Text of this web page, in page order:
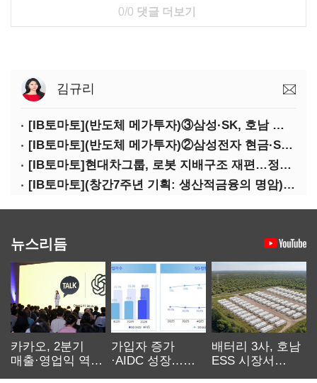
0/0 댓글 더보기
김규리
[IB토마토](반도체 메가투자)③삼성·SK, 호남 동시 출격…인력·협력사 쟁탈전
[IB토마토](반도체 메가투자)②삼성전자 현금·SDI 차입…엇갈린 2655조 투자체력
[IB토마토]현대차그룹, 로봇 지배구조 재편…정의선 1245억 추가 투입 유력
[IB토마토](창간7주년 기획: 생산적금융의 명암)③선택받은 산업, 커진 자금격차
뉴스리듬
카카오, 2분기
매출·영업익 역대
가입자 증가
·AIDC 성장…
배터리 3사, 호남
ESS 시장서